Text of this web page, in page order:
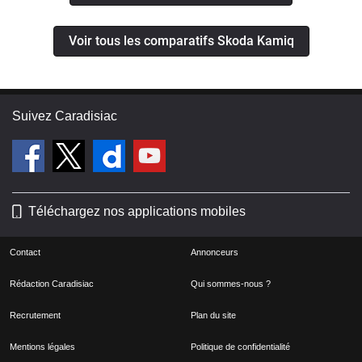
Voir tous les comparatifs Skoda Kamiq
Suivez Caradisiac
Téléchargez nos applications mobiles
Contact Annonceurs
Rédaction Caradisiac Qui sommes-nous ?
Recrutement Plan du site
Mentions légales Politique de confidentialité